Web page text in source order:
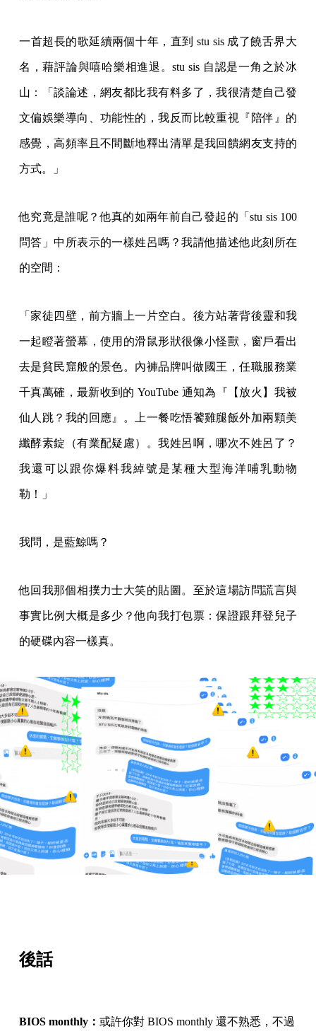
一首超長的歌延續兩個十年，直到 stu sis 成了饒舌界大
名，藉評論與嘻哈樂相進退。stu sis 自認是一角之於冰
山：「談論述，網友都比我有料多了，我很清楚自己發
文偏娛樂導向、功能性的，我反而比較重視『陪伴』的
感覺，高頻率且不間斷地釋出清單是我回饋網友支持的
方式。」
他究竟是誰呢？他真的如兩年前自己發起的「stu sis 100
問答」中所表示的一樣姓呂嗎？我請他描述他此刻所在
的空間：
「家徒四壁，前方牆上一片空白。後方站著背後靈和我
一起瞪著螢幕，使用的滑鼠形狀很像小怪獸，窗戶看出
去是貧民窟般的景色。內褲品牌叫做國王，任職服務業
千真萬確，最新收到的 YouTube 通知為『【放火】我被
仙人跳？我的回應』。上一餐吃悟饕雞腿飯外加兩顆美
纖酵素錠（有業配疑慮）。我姓呂啊，哪次不姓呂了？
我還可以跟你爆料我綽號是某種大型海洋哺乳動物
勒！」
我問，是藍鯨嗎？
他回我那個相撲力士大笑的貼圖。至於這場訪問謊言與
事實比例大概是多少？他向我打包票：保證跟拜登兒子
的硬碟內容一樣真。
後話
BIOS monthly： 或許你對 BIOS monthly 還不熟悉，不過